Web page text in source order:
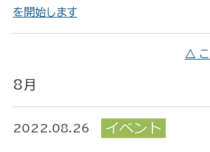
を開始します
△ こ
8月
2022.08.26